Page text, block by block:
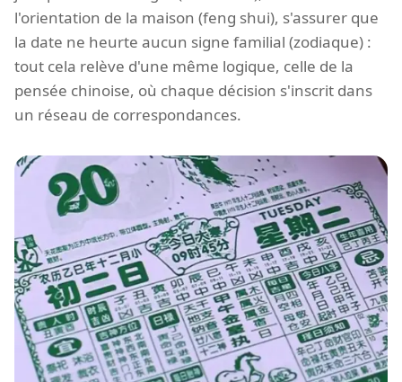
l'orientation de la maison (feng shui), s'assurer que
la date ne heurte aucun signe familial (zodiaque) :
tout cela relève d'une même logique, celle de la
pensée chinoise, où chaque décision s'inscrit dans
un réseau de correspondances.